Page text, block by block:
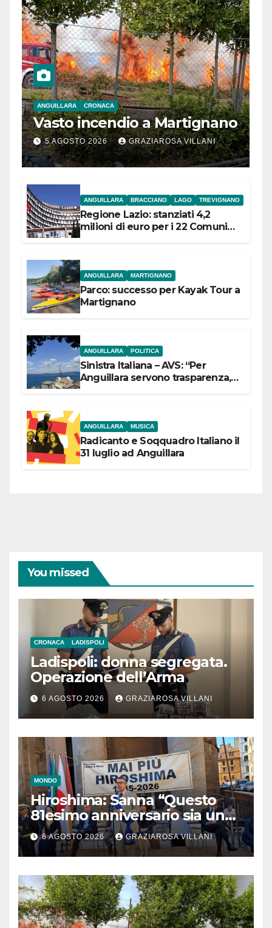
ANGUILLARA CRONACA
Vasto incendio a Martignano
5 AGOSTO 2026 GRAZIAROSA VILLANI
ANGUILLARA BRACCIANO LAGO TREVIGNANO
Regione Lazio: stanziati 4,2
milioni di euro per i 22 Comuni
ANGUILLARA MARTIGNANO
Parco: successo per Kayak Tour a
Martignano
ANGUILLARA POLITICA
Sinistra Italiana – AVS: “Per
Anguillara servono trasparenza,
ANGUILLARA MUSICA
Radicanto e Soqquadro Italiano il
31 luglio ad Anguillara
You missed
CRONACA LADISPOLI
Ladispoli: donna segregata.
Operazione dell’Arma
6 AGOSTO 2026 GRAZIAROSA VILLANI
MONDO
Hiroshima: Sanna “Questo
81esimo anniversario sia un
monito per tutti”
6 AGOSTO 2026 GRAZIAROSA VILLANI